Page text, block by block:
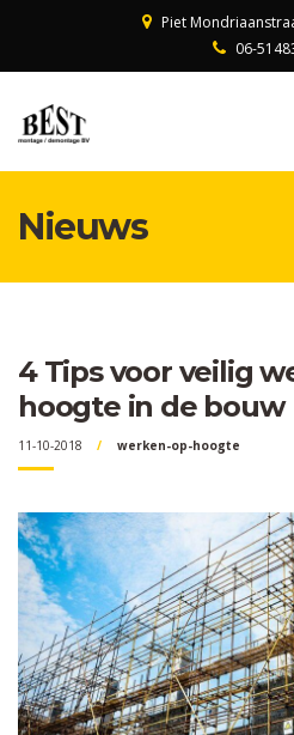
Piet
06-
Nieuws
4 Tips voor veilig
hoogte in de bouw
11-10-2018 werken-op-hoogte